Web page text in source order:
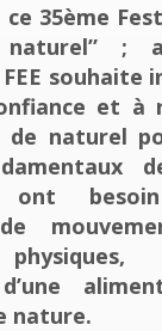
35ème
;
FEE souhaite
et à
de naturel
ont
nature.